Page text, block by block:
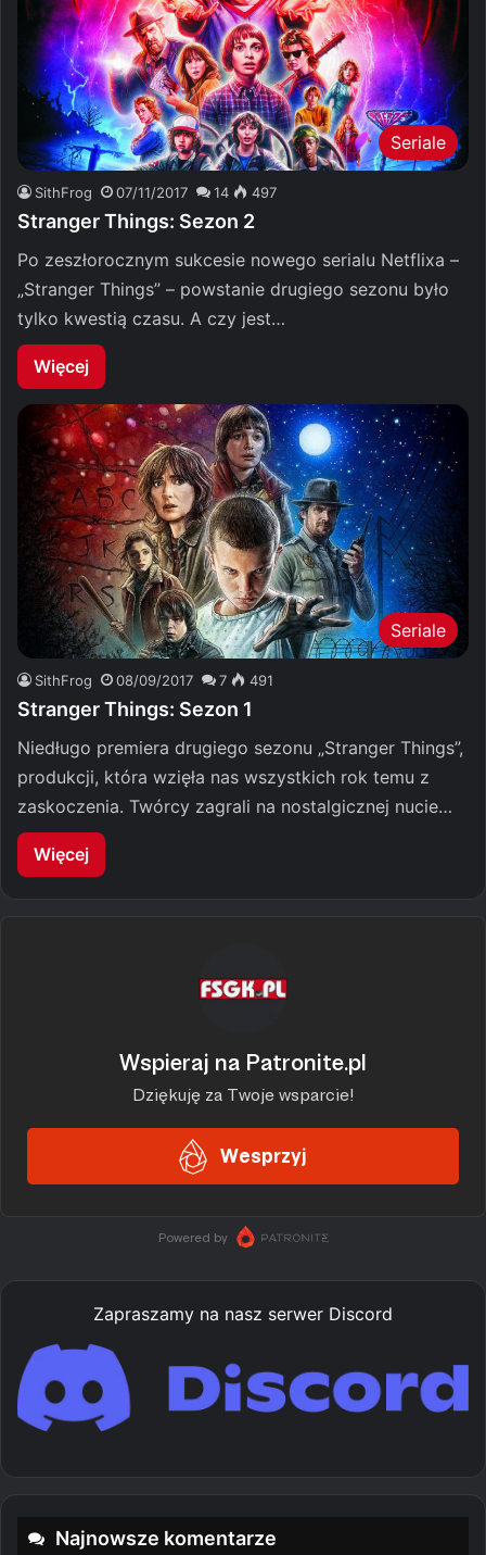
Seriale
SithFrog 07/11/2017 14 497
Stranger Things: Sezon 2
Po zeszłorocznym sukcesie nowego serialu Netflixa –
„Stranger Things” – powstanie drugiego sezonu było
tylko kwestią czasu. A czy jest…
Więcej
Seriale
SithFrog 08/09/2017 7 491
Stranger Things: Sezon 1
Niedługo premiera drugiego sezonu „Stranger Things”,
produkcji, która wzięła nas wszystkich rok temu z
zaskoczenia. Twórcy zagrali na nostalgicznej nucie…
Więcej
Zapraszamy na nasz serwer Discord
Najnowsze komentarze